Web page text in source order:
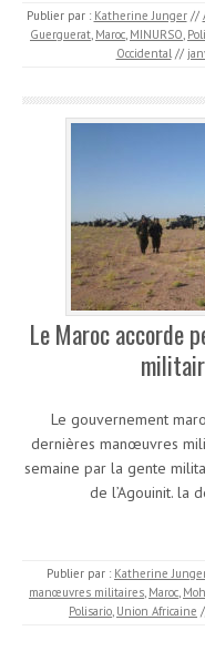
Publier par : Katherine Junger //
Guerguerat, Maroc, MINURSO,
Occidental //
Le Maroc accorde
Le gouvernement
dernières manœuvres
semaine par la gente
de l’Agouinit. la
Publier par : Katherine
manœuvres militaires, Maroc,
Polisario, Union Africaine